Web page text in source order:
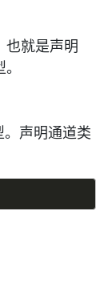
也就是声明
声明通道类